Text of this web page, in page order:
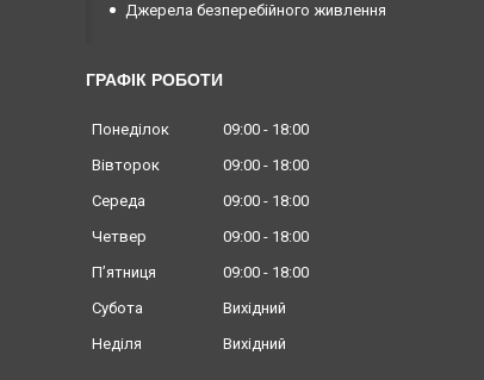
Джерела безперебійного живлення
ГРАФІК РОБОТИ
Понеділок 09:00
18:00
Вівторок
09:00
18:00
Середа
09:00
18:00
Четвер
09:00
18:00
Пʼятниця
09:00
18:00
Субота
Вихідний
Неділя
Вихідний